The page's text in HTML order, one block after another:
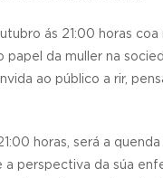
ás 21:00 horas
papel da muller na
ao público a rir,
horas, será a
perspectiva da súa